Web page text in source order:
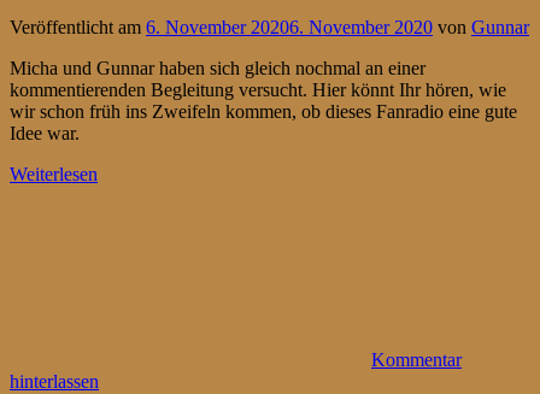
Veröffentlicht am 6. November 20206. November 2020 von Gunnar
Micha und Gunnar haben sich gleich nochmal an einer
kommentierenden Begleitung versucht. Hier könnt Ihr hören, wie
wir schon früh ins Zweifeln kommen, ob dieses Fanradio eine gute
Idee war.
Weiterlesen
Kommentar
hinterlassen